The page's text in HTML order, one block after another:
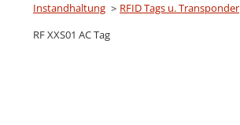
Instandhaltung
RFID Tags u. Transponder
RF XXS01 AC Tag